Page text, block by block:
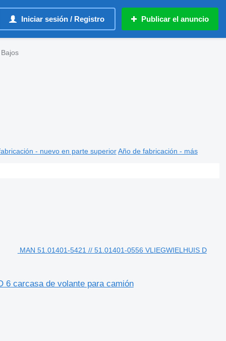
Iniciar sesión / Registro Publicar el anuncio
- nuevo en parte superior Año de fabricación - más
MAN 51.01401-5421 // 51.01401-0556 VLIEGWIELHUIS D
6 carcasa de volante para camión